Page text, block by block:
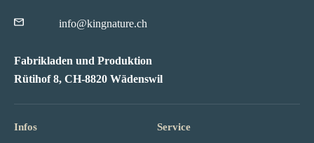
info@kingnature.ch
Fabrikladen und Produktion
Rütihof 8, CH-8820 Wädenswil
Infos Service